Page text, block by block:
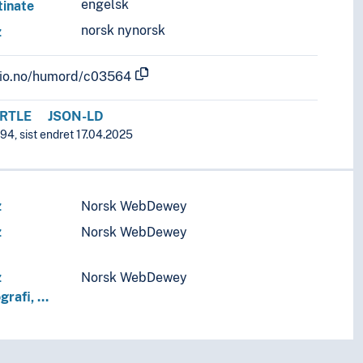
engelsk
norsk nynorsk
humord/c03564
JSON-LD
sist endret 17.04.2025
Norsk WebDewey
Norsk WebDewey
…
Norsk WebDewey